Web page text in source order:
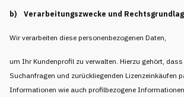
b) Verarbeitungszwecke und
Wir verarbeiten diese personenbezogenen Daten,
um Ihr Kundenprofil zu verwalten. Hierzu gehört,
Suchanfragen und zurückliegenden Lizenzeinkäufen
Informationen wie auch profilbezogene